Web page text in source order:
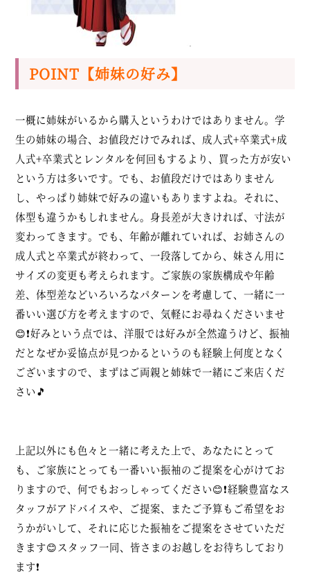
POINT【姉妹の好み】
一概に姉妹がいるから購入というわけではありません。学
生の姉妹の場合、お値段だけでみれば、成人式+卒業式+成
人式+卒業式とレンタルを何回もするより、買った方が安い
という方は多いです。でも、お値段だけではありません
し、やっぱり姉妹で好みの違いもありますよね。それに、
体型も違うかもしれません。身長差が大きければ、寸法が
変わってきます。でも、年齢が離れていれば、お姉さんの
成人式と卒業式が終わって、一段落してから、妹さん用に
サイズの変更も考えられます。ご家族の家族構成や年齢
差、体型差などいろいろなパターンを考慮して、一緒に一
番いい選び方を考えますので、気軽にお尋ねくださいませ
😊❗好みという点では、洋服では好みが全然違うけど、振袖
だとなぜか妥協点が見つかるというのも経験上何度となく
ございますので、まずはご両親と姉妹で一緒にご来店くだ
さい🎵
上記以外にも色々と一緒に考えた上で、あなたにとって
も、ご家族にとっても一番いい振袖のご提案を心がけてお
りますので、何でもおっしゃってください😊❗経験豊富なス
タッフがアドバイスや、ご提案、またご予算もご希望をお
うかがいして、それに応じた振袖をご提案をさせていただ
きます😊スタッフ一同、皆さまのお越しをお待ちしており
ます❗